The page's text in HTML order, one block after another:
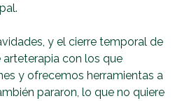
y el cierre temporal de
arteterapia con los que
y ofrecemos herramientas a
pararon, lo que no quiere